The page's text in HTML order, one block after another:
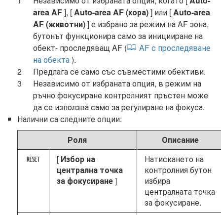
area AF], [Auto-area AF (хора)] или [Auto-area
AF (животни)] е избрано за режим на AF зона,
бутонът функционира само за иницииране на
обект- проследяващ AF (
AF с проследяване
на обекта).
Предлага се само със съвместими обективи.
Независимо от избраната опция, в режим на
ръчно фокусиране контролният пръстен може
да се използва само за регулиране на фокуса.
Налични са следните опции:
Роля
Описание
K [ Избор на
централна точка
за фокусиране]
Натискането на
контролния бутон
избира
централната точка
за фокусиране.